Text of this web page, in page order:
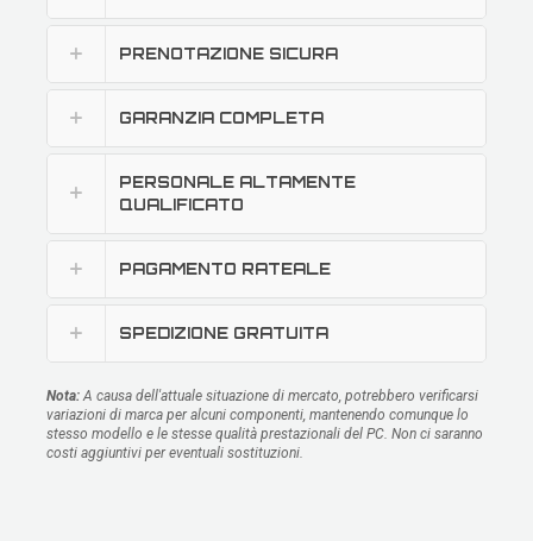
PRENOTAZIONE SICURA
GARANZIA COMPLETA
PERSONALE ALTAMENTE
QUALIFICATO
PAGAMENTO RATEALE
SPEDIZIONE GRATUITA
Nota: A causa dell'attuale situazione di mercato, potrebbero verificarsi
variazioni di marca per alcuni componenti, mantenendo comunque lo
stesso modello e le stesse qualità prestazionali del PC. Non ci saranno
costi aggiuntivi per eventuali sostituzioni.